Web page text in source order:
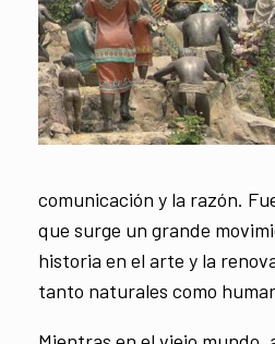
comunicación y la razón.
que surge un grande
historia en el arte y la
tanto naturales como